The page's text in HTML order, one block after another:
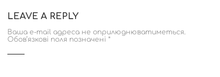
LEAVE A REPLY
Ваша e-mail адреса не оприлюднюватиметься.
Обов’язкові поля позначені *